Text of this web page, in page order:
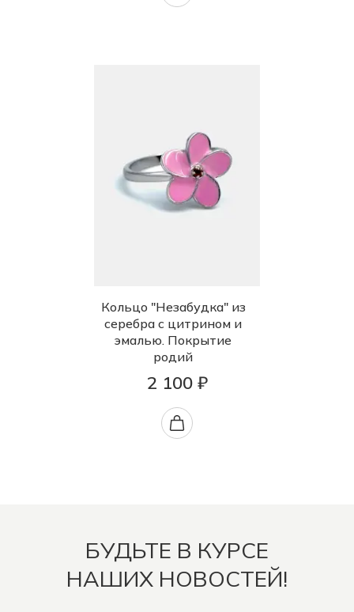
Кольцо "Незабудка" из
серебра с цитрином и
эмалью. Покрытие
родий
2 100 ₽
БУДЬТЕ В КУРСЕ
НАШИХ НОВОСТЕЙ!